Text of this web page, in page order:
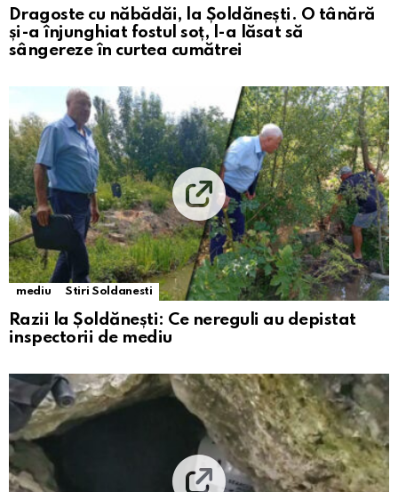
Dragoste cu năbădăi, la Șoldănești. O tânără
și-a înjunghiat fostul soț, l-a lăsat să
sângereze în curtea cumătrei
mediu Stiri Soldanesti
Razii la Șoldănești: Ce nereguli au depistat
inspectorii de mediu